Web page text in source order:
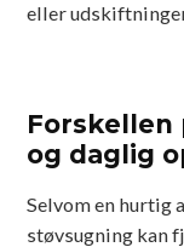
eller
Forskellen
og daglig
Selvom en hurtig
støvsugning kan